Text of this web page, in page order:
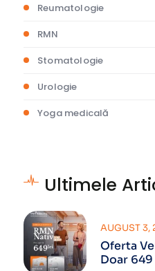
Reumatologie
RMN
Stomatologie
Urologie
Yoga medicală
Ultimele
Oferta
Doar 649
AUGUST 3,